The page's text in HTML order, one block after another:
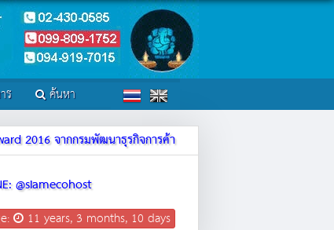
ร ค้นหา
2016 จากกรมพัฒนาธุรกิจการค้า
@siamecohost
11 years, 3 months, 10 days